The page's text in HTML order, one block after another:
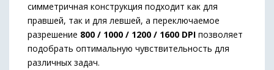
симметричная конструкция подходит как для
правшей, так и для левшей, а переключаемое
разрешение 800 / 1000 / 1200 / 1600 DPI позволяет
подобрать оптимальную чувствительность для
различных задач.